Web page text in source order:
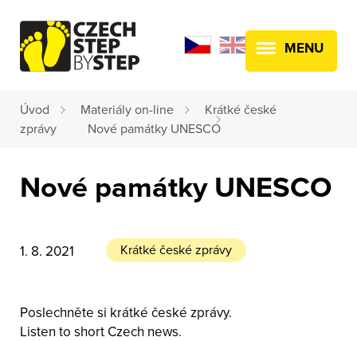
MENU
Úvod Materiály on-line
Krátké české
zprávy
Nové památky UNESCO
Nové památky UNESCO
1. 8. 2021 Krátké české zprávy
Poslechněte si krátké české zprávy.
Listen to short Czech news.